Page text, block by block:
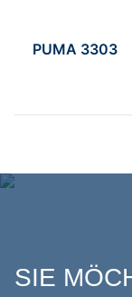
PUMA 3303
SIE